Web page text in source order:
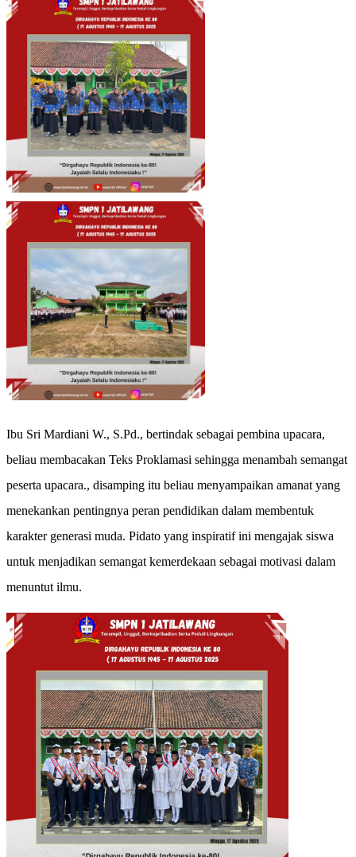
Ibu Sri Mardiani W., S.Pd., bertindak sebagai pembina upacara,
beliau membacakan Teks Proklamasi sehingga menambah semangat
peserta upacara., disamping itu beliau menyampaikan amanat yang
menekankan pentingnya peran pendidikan dalam membentuk
karakter generasi muda. Pidato yang inspiratif ini mengajak siswa
untuk menjadikan semangat kemerdekaan sebagai motivasi dalam
menuntut ilmu.